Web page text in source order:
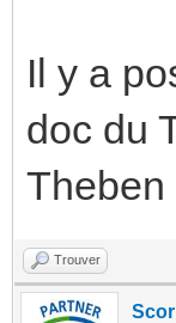
Il y a
doc du
Theben
Trouver